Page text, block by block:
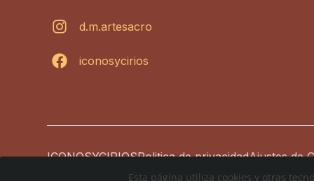
d.m.artesacro
iconosycirios
ICONOSYCIRIOSPolitica de privacidadAjustes de
Esta página utiliza cookies y otras